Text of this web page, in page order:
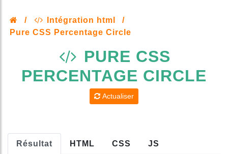
/ Intégration html
/
Pure CSS Percentage Circle
PURE CSS
PERCENTAGE CIRCLE
Actualiser
Résultat HTML CSS JS